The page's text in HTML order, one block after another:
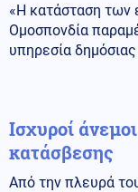
«Η κατάσταση των
Ομοσπονδία
υπηρεσία
Ισχυροί
κατάσβεσης
Από την πλευρά